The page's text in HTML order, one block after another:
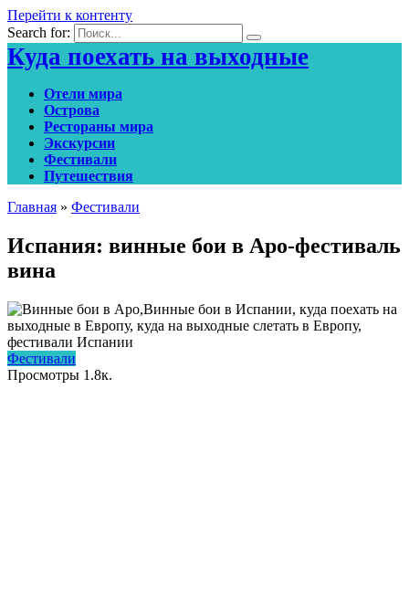
Перейти к контенту
Search for:
Куда поехать на выходные
Отели мира
Острова
Рестораны мира
Экскурсии
Фестивали
Путешествия
Главная » Фестивали
Испания: винные бои в Аро-фестиваль
вина
Фестивали
Просмотры 1.8к.